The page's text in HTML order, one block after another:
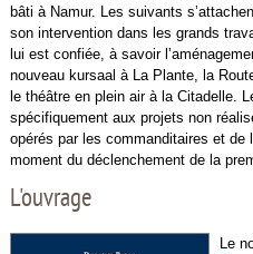
bâti à Namur. Les suivants
son intervention dans les grands
lui est confiée, à savoir
nouveau kursaal à La Plante, la
le théâtre en plein air à la Citadelle.
spécifiquement aux projets non
opérés par les commanditaires et de
moment du déclenchement de la
L'ouvrage
Le